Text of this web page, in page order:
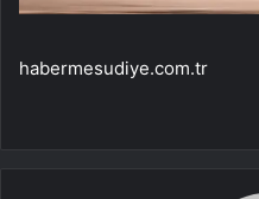
habermesudiye.com.tr